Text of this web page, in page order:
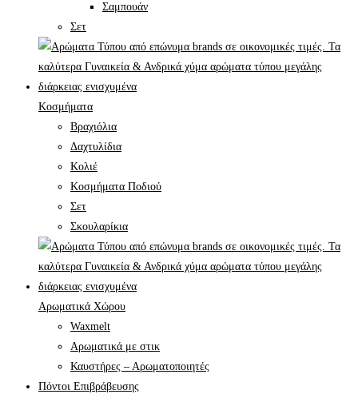
Σαμπουάν
Σετ
Κοσμήματα
Βραχιόλια
Δαχτυλίδια
Κολιέ
Κοσμήματα Ποδιού
Σετ
Σκουλαρίκια
Αρωματικά Χώρου
Waxmelt
Αρωματικά με στικ
Καυστήρες – Αρωματοποιητές
Πόντοι Επιβράβευσης